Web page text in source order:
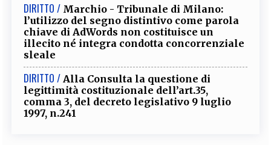
DIRITTO / Marchio - Tribunale di Milano:
l’utilizzo del segno distintivo come parola
chiave di AdWords non costituisce un
illecito né integra condotta concorrenziale
sleale
DIRITTO / Alla Consulta la questione di
legittimità costituzionale dell’art.35,
comma 3, del decreto legislativo 9 luglio
1997, n.241